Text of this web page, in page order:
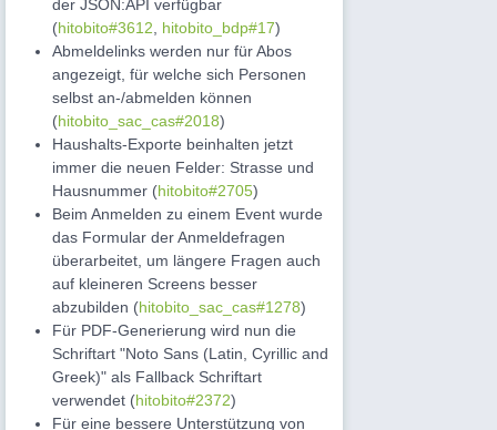
der JSON:API verfügbar
(hitobito#3612 hitobito_bdp#17)
Abmeldelinks werden nur für Abos
angezeigt, für welche sich Personen
selbst an-/abmelden können
(hitobito_sac_cas#2018)
Haushalts-Exporte beinhalten jetzt
immer die neuen Felder: Strasse und
Hausnummer (hitobito#2705)
Beim Anmelden zu einem Event wurde
das Formular der Anmeldefragen
überarbeitet, um längere Fragen auch
auf kleineren Screens besser
abzubilden (hitobito_sac_cas#1278)
Für PDF-Generierung wird nun die
Schriftart "Noto Sans (Latin, Cyrillic and
Greek)" als Fallback Schriftart
verwendet (hitobito#2372)
Für eine bessere Unterstützung von